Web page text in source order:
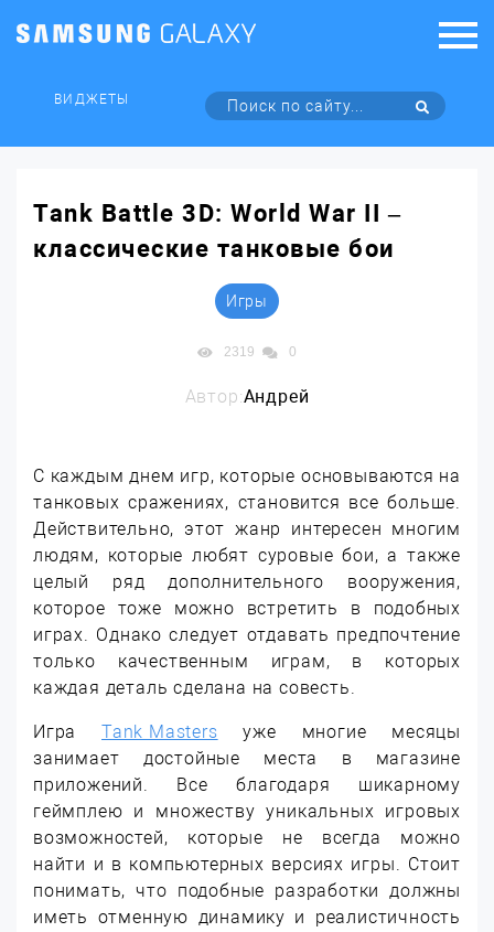
ВИДЖЕТЫ
Tank Battle 3D: World War II –
классические танковые бои
Игры
2319 0
Автор:Андрей
С каждым днем игр, которые основываются на
танковых сражениях, становится все больше.
Действительно, этот жанр интересен многим
людям, которые любят суровые бои, а также
целый ряд дополнительного вооружения,
которое тоже можно встретить в подобных
играх. Однако следует отдавать предпочтение
только качественным играм, в которых
каждая деталь сделана на совесть.
Игра Tank Masters уже многие месяцы
занимает достойные места в магазине
приложений. Все благодаря шикарному
геймплею и множеству уникальных игровых
возможностей, которые не всегда можно
найти и в компьютерных версиях игры. Стоит
понимать, что подобные разработки должны
иметь отменную динамику и реалистичность